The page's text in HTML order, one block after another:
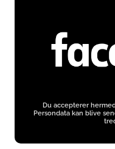
Du accepterer
Persondata kan blive